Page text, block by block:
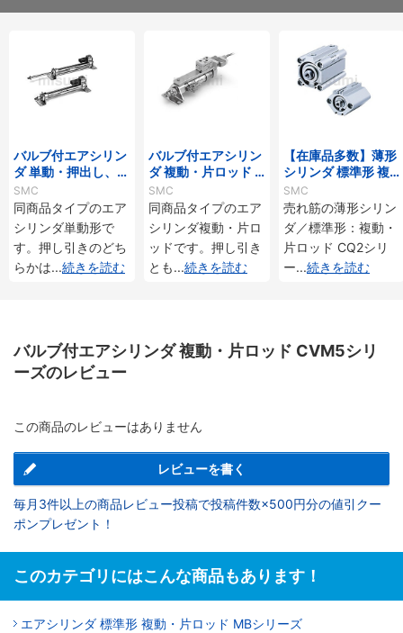
バルブ付エアシリン
ダ 単動・押出し、引
込み CVM3シリーズ
SMC
同商品タイプのエア
シリンダ単動形で
す。押し引きのどち
らかは...続きを読む
バルブ付エアシリン
ダ 複動・片ロッド C
VJ5シリーズ
SMC
同商品タイプのエア
シリンダ複動・片ロ
ッドです。押し引き
とも...続きを読む
【在庫品多数】薄形
シリンダ 標準形 複
動・片ロッド CQ2
シリーズ
SMC
売れ筋の薄形シリン
ダ／標準形：複動・
片ロッド CQ2シリ
ー...続きを読む
バルブ付エアシリンダ 複動・片ロッド CVM5シリ
ーズのレビュー
この商品のレビューはありません
レビューを書く
毎月3件以上の商品レビュー投稿で投稿件数×500円分の値引クー
ポンプレゼント！
このカテゴリにはこんな商品もあります！
エアシリンダ 標準形 複動・片ロッド MBシリーズ